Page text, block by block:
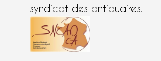
syndicat des antiquaires.